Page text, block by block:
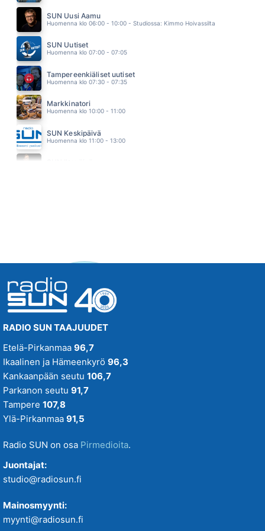
EPPU NORMAALI
14.55
SUN Uusi Aamu
Huomenna klo 06:00 - 10:00 - Studiossa: Kimmo Hoivassilta
SUN Uutiset
Huomenna klo 07:00 - 07:05
Tampereenkiäliset uutiset
Huomenna klo 07:30 - 07:35
Markkinatori
Huomenna klo 10:00 - 11:00
SUN Keskipäivä
Huomenna klo 11:00 - 13:00
RADIO SUN TAAJUUDET
Etelä-Pirkanmaa 96,7
Ikaalinen ja Hämeenkyrö 96,3
Kankaanpään seutu 106,7
Parkanon seutu 91,7
Tampere 107,8
Ylä-Pirkanmaa 91,5
Radio SUN on osa Pirmedioita.
Juontajat:
studio@radiosun.fi
Mainosmyynti:
myynti@radiosun.fi